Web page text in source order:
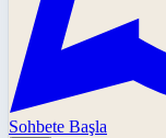
Sohbete Başla